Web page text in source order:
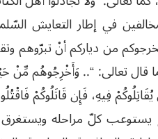
في إطار التعايش
قال تعالى: “.. وَأَخْرِجُوهُم مِّنْ
فِيهِ، فَإِن قَاتَلُوكُمْ
يستوعب كلّ مراحله